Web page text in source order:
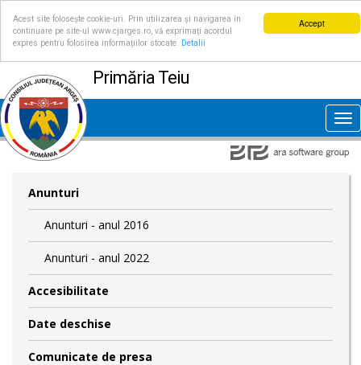
Accept
Acest site folosește cookie-uri. Prin utilizarea și navigarea în
continuare pe site-ul www.cjarges.ro, vă exprimați acordul
expres pentru folosirea informațiilor stocate.
Detalii
Primăria Teiu
Anunturi
Anunturi - anul 2016
Anunturi - anul 2022
Accesibilitate
Date deschise
Comunicate de presa